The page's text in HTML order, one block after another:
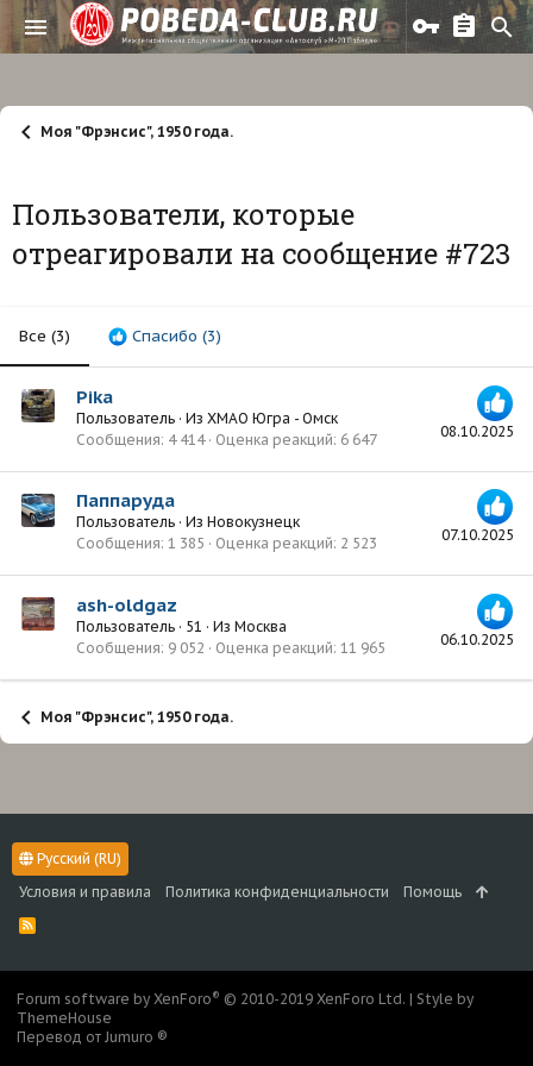
Моя "Фрэнсис", 1950 года.
Пользователи, которые
отреагировали на сообщение #723
Все (3) Спасибо (3)
08.10.2025
Pika
Пользователь · Из ХМАО Югра - Омск
Сообщения 4 414 Оценка реакций 6 647
07.10.2025
Паппаруда
Пользователь · Из Новокузнецк
Сообщения 1 385 Оценка реакций 2 523
06.10.2025
ash-oldgaz
Пользователь · 51 · Из Москва
Сообщения 9 052 Оценка реакций 11 965
Моя "Фрэнсис", 1950 года.
Русский (RU)
Условия и правила
Политика конфиденциальности Помощь
R
S
Forum software by XenForo® © 2010-2019 XenForo Ltd. | Style by
ThemeHouse
Перевод от Jumuro ®